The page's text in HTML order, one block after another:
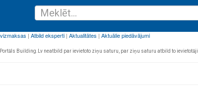
Portāls Building.Lv neatbild par ievietoto ziņu saturu, par ziņu saturu atbild to ievietotāji.